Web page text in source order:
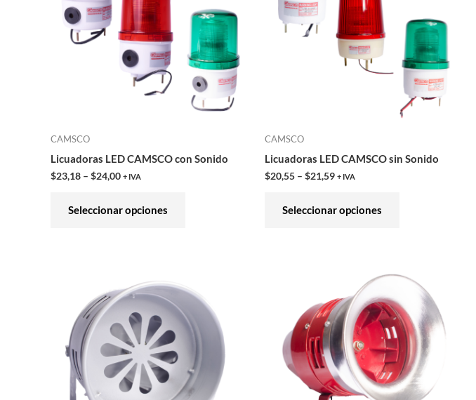
CAMSCO
Licuadoras LED CAMSCO con Sonido
$23,18 – $24,00 + IVA
Seleccionar opciones
variantes.
Las
opciones
se
pueden
elegir
página
CAMSCO
Licuadoras LED CAMSCO sin Sonido
$20,55 – $21,59 + IVA
Seleccionar opciones
Las
opciones
se
pueden
elegir
página
producto
tiene
múltiples
variantes.
Las
opciones
producto
tiene
múltiples
variantes.
Las
opciones